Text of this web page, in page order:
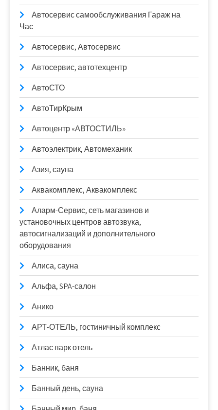
Автосервис самообслуживания Гараж на
Час
Автосервис, Автосервис
Автосервис, автотехцентр
АвтоСТО
АвтоТирКрым
Автоцентр «АВТОСТИЛЬ»
Автоэлектрик, Автомеханик
Азия, сауна
Аквакомплекс, Аквакомплекс
Аларм-Сервис, сеть магазинов и
установочных центров автозвука,
автосигнализаций и дополнительного
оборудования
Алиса, сауна
Альфа, SPA-салон
Анико
АРТ-ОТЕЛЬ, гостиничный комплекс
Атлас парк отель
Банник, баня
Банный день, сауна